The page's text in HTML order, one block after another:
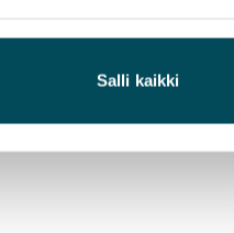
Salli kaikki